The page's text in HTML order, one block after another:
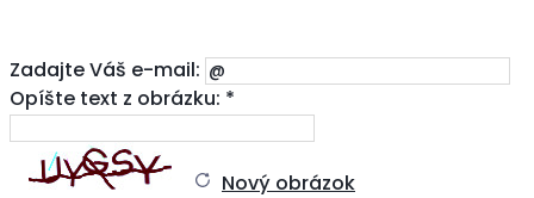
Zadajte Váš e-mail:
Opíšte text z obrázku: *
Nový obrázok